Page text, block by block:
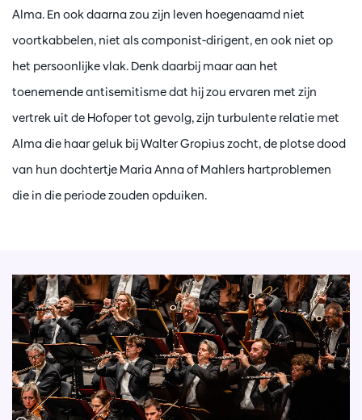
Alma. En ook daarna zou zijn leven hoegenaamd niet
voortkabbelen, niet als componist-dirigent, en ook niet op
het persoonlijke vlak. Denk daarbij maar aan het
toenemende antisemitisme dat hij zou ervaren met zijn
vertrek uit de Hofoper tot gevolg, zijn turbulente relatie met
Alma die haar geluk bij Walter Gropius zocht, de plotse dood
van hun dochtertje Maria Anna of Mahlers hartproblemen
die in die periode zouden opduiken.